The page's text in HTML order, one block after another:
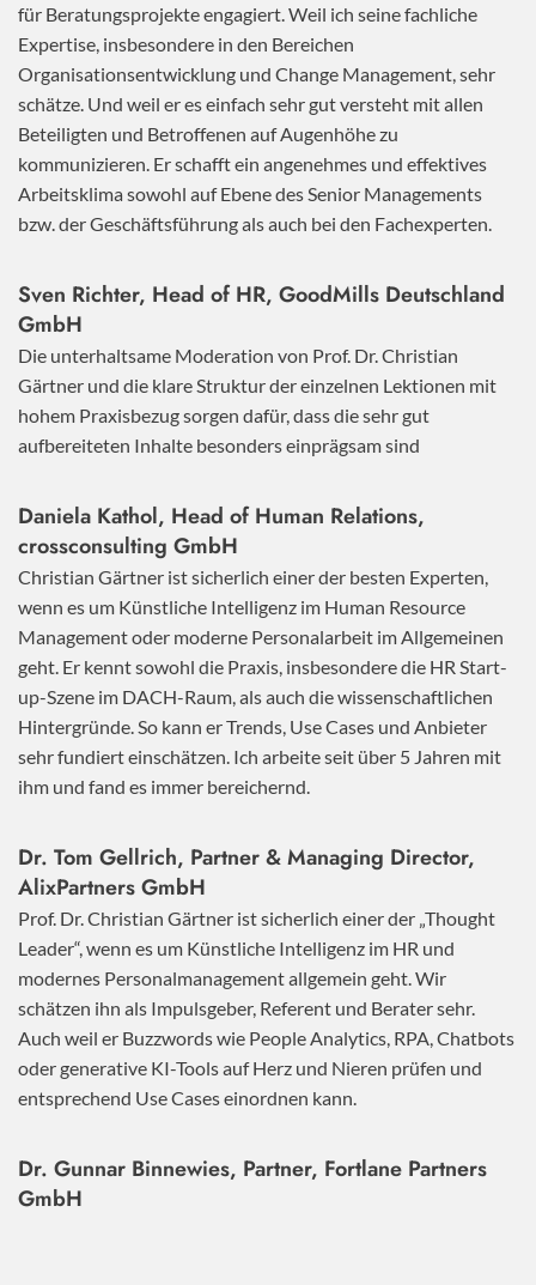
für Beratungsprojekte engagiert. Weil ich seine fachliche
Expertise, insbesondere in den Bereichen
Organisationsentwicklung und Change Management, sehr
schätze. Und weil er es einfach sehr gut versteht mit allen
Beteiligten und Betroffenen auf Augenhöhe zu
kommunizieren. Er schafft ein angenehmes und effektives
Arbeitsklima sowohl auf Ebene des Senior Managements
bzw. der Geschäftsführung als auch bei den Fachexperten.
Sven Richter, Head of HR, GoodMills Deutschland
GmbH
Die unterhaltsame Moderation von Prof. Dr. Christian
Gärtner und die klare Struktur der einzelnen Lektionen mit
hohem Praxisbezug sorgen dafür, dass die sehr gut
aufbereiteten Inhalte besonders einprägsam sind
Daniela Kathol, Head of Human Relations,
crossconsulting GmbH
Christian Gärtner ist sicherlich einer der besten Experten,
wenn es um Künstliche Intelligenz im Human Resource
Management oder moderne Personalarbeit im Allgemeinen
geht. Er kennt sowohl die Praxis, insbesondere die HR Start-
up-Szene im DACH-Raum, als auch die wissenschaftlichen
Hintergründe. So kann er Trends, Use Cases und Anbieter
sehr fundiert einschätzen. Ich arbeite seit über 5 Jahren mit
ihm und fand es immer bereichernd.
Dr. Tom Gellrich, Partner & Managing Director,
AlixPartners GmbH
Prof. Dr. Christian Gärtner ist sicherlich einer der „Thought
Leader“, wenn es um Künstliche Intelligenz im HR und
modernes Personalmanagement allgemein geht. Wir
schätzen ihn als Impulsgeber, Referent und Berater sehr.
Auch weil er Buzzwords wie People Analytics, RPA, Chatbots
oder generative KI-Tools auf Herz und Nieren prüfen und
entsprechend Use Cases einordnen kann.
Dr. Gunnar Binnewies, Partner, Fortlane Partners
GmbH